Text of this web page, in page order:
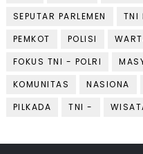
SEPUTAR PARLEMEN
TNI
PEMKOT
POLISI
FOKUS TNI - POLRI
KOMUNITAS
NASIONA
PILKADA
TNI -